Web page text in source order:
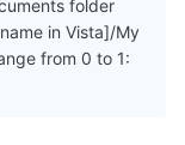
folder
in Vista]/My
from 0 to 1: